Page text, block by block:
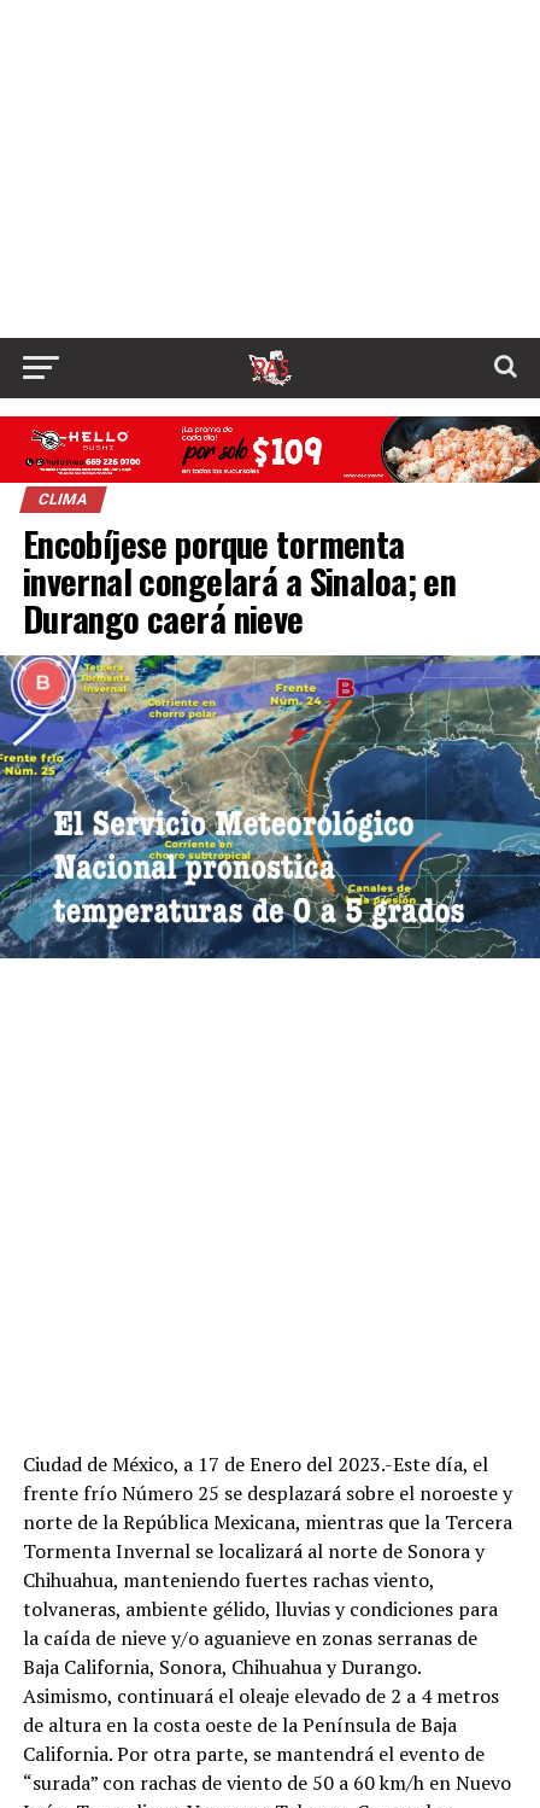
CLIMA
Encobíjese porque tormenta
invernal congelará a Sinaloa; en
Durango caerá nieve
Ciudad de México, a 17 de Enero del 2023.-Este día, el
frente frío Número 25 se desplazará sobre el noroeste y
norte de la República Mexicana, mientras que la Tercera
Tormenta Invernal se localizará al norte de Sonora y
Chihuahua, manteniendo fuertes rachas viento,
tolvaneras, ambiente gélido, lluvias y condiciones para
la caída de nieve y/o aguanieve en zonas serranas de
Baja California, Sonora, Chihuahua y Durango.
Asimismo, continuará el oleaje elevado de 2 a 4 metros
de altura en la costa oeste de la Península de Baja
California. Por otra parte, se mantendrá el evento de
“surada” con rachas de viento de 50 a 60 km/h en Nuevo